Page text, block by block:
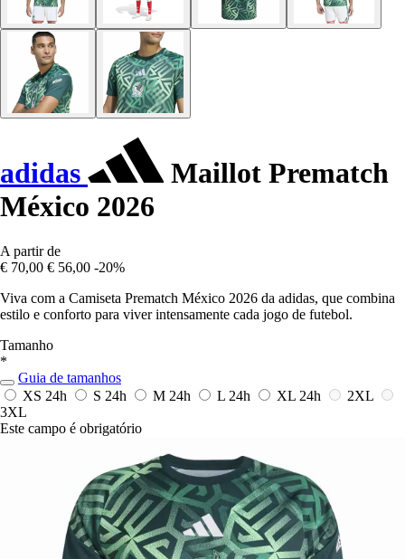
adidas
Maillot Prematch
México 2026
A partir de
€ 70,00 € 56,00 -20%
Viva com a Camiseta Prematch México 2026 da adidas, que combina
estilo e conforto para viver intensamente cada jogo de futebol.
Tamanho
*
Guia de tamanhos
XS 24h S 24h M 24h L 24h XL 24h
2XL
3XL
Este campo é obrigatório